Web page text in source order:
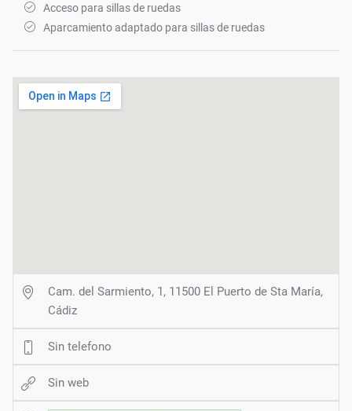
Acceso para sillas de ruedas
Aparcamiento adaptado para sillas de ruedas
Cam. del Sarmiento, 1, 11500 El Puerto de Sta María,
Cádiz
Sin telefono
Sin web